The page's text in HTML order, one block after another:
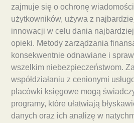
zajmuje się o ochronę
użytkowników, używa z
innowacji w celu dania
opieki. Metody zarządzania
konsekwentnie odnawiane i
wszelkim niebezpieczeństwom.
współdziałaniu z cenionymi
placówki księgowe mogą
programy, które ułatwiają
danych oraz ich analizę w